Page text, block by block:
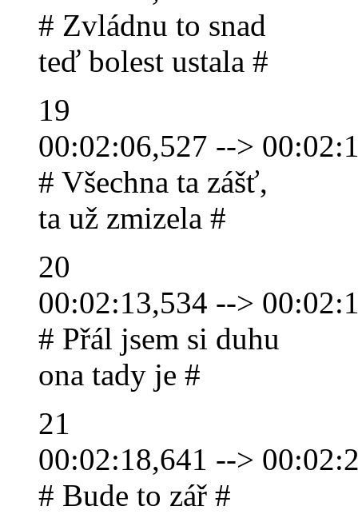
# Zvládnu to snad
teď bolest ustala #
19
00:02:06,527 -->
# Všechna ta zášť,
ta už zmizela #
20
00:02:13,534 -->
# Přál jsem si duhu
ona tady je #
21
00:02:18,641 -->
# Bude to zář #